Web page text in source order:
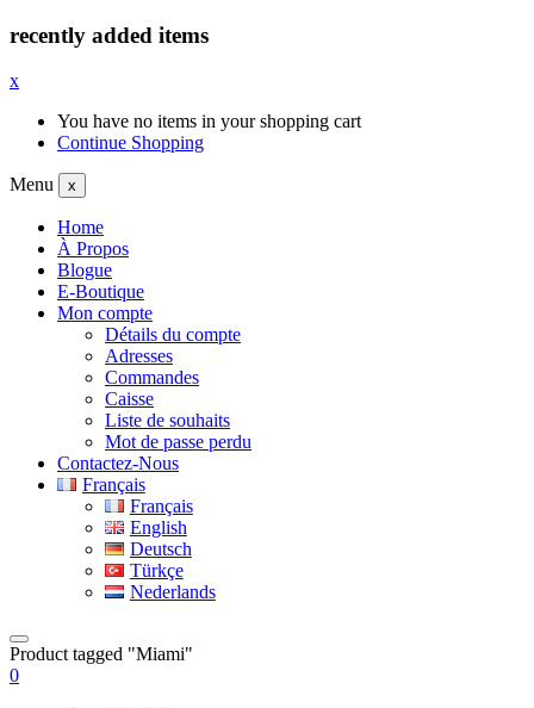
recently added items
x
You have no items in your shopping cart
Continue Shopping
Menu x
Home
À Propos
Blogue
E-Boutique
Mon compte
Détails du compte
Adresses
Commandes
Caisse
Liste de souhaits
Mot de passe perdu
Contactez-Nous
Français
Français
English
Deutsch
Türkçe
Nederlands
Product tagged "Miami"
0